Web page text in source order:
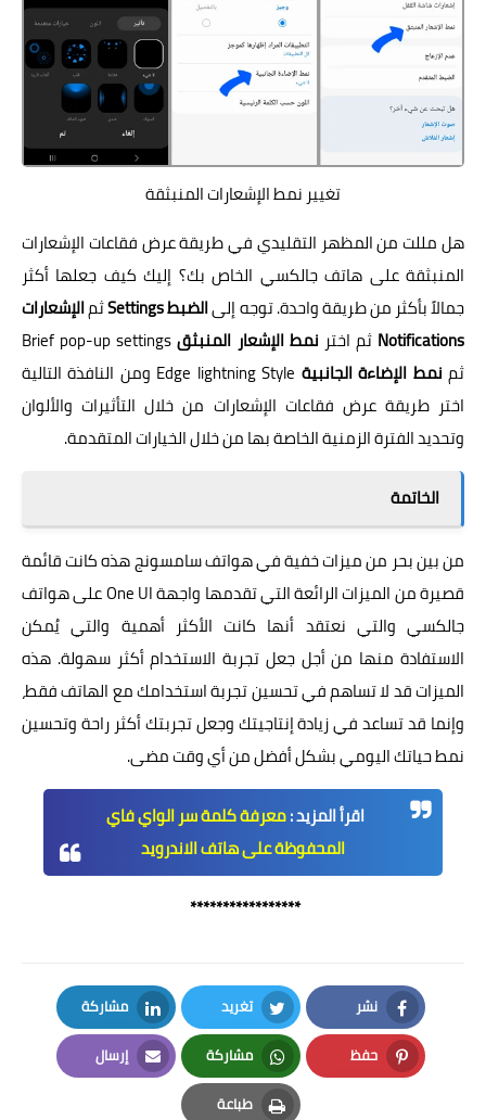
تغيير نمط الإشعارات المنبثقة
هل مللت من المظهر التقليدي في طريقة عرض فقاعات الإشعارات
المنبثقة على هاتف جالكسي الخاص بك؟ إليك كيف جعلها أكثر
جمالاً بأكثر من طريقة واحدة. توجه إلىالضبط Settings ثمالإشعارات
Notifications ثم اختر نمط الإشعار المنبثقBrief pop-up settings
ثم نمط الإضاءة الجانبية
Edge lightning Style ومن النافذة التالية
اختر طريقة عرض فقاعات الإشعارات من خلال التأثيرات والألوان
وتحديد الفترة الزمنية الخاصة بها من خلال الخيارات المتقدمة.
الخاتمة
من بين بحر من ميزات خفية في هواتف سامسونج هذه كانت قائمة
قصيرة من الميزات الرائعة التي تقدمها واجهةOne UIعلى هواتف
جالكسي والتي نعتقد أنها كانت الأكثر أهمية والتي يُمكن
الاستفادة منها من أجل جعل تجربة الاستخدام أكثر سهولة. هذه
الميزات قد لا تساهم في تحسين تجربة استخدامك مع الهاتف فقط،
وإنما قد تساعد في زيادة إنتاجيتك وجعل تجربتك أكثر راحة وتحسين
نمط حياتك اليومي بشكل أفضل من أي وقت مضى.
اقرأ المزيد :معرفة كلمة سر الواي فاي
المحفوظة على هاتف الاندرويد
*****************
نشر
Facebook
تغريد
Twitter
مشاركة
LinkedIn
حفظ
Pinterest
مشاركة
Whatsapp
إرسال
Email
طباعة